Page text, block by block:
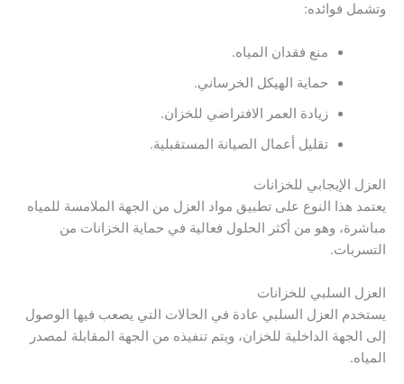
وتشمل فوائده:
منع فقدان المياه.
حماية الهيكل الخرساني.
زيادة العمر الافتراضي للخزان.
تقليل أعمال الصيانة المستقبلية.
العزل الإيجابي للخزانات
يعتمد هذا النوع على تطبيق مواد العزل من الجهة الملامسة للمياه
مباشرة، وهو من أكثر الحلول فعالية في حماية الخزانات من
التسربات.
العزل السلبي للخزانات
يستخدم العزل السلبي عادة في الحالات التي يصعب فيها الوصول
إلى الجهة الداخلية للخزان، ويتم تنفيذه من الجهة المقابلة لمصدر
المياه.